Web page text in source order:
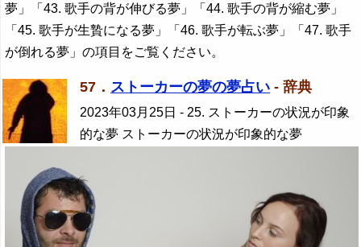
夢」「43. 歌手の背が伸びる夢」「44. 歌手の背が縮む夢」
「45. 歌手が生贄になる夢」「46. 歌手が転ぶ夢」「47. 歌手
が倒れる夢」の項目をご覧ください。
57． ストーカーの夢の夢占い - 辞典
2023年03月25日 - 25. ストーカーの状況が印象
的な夢 ストーカーの状況が印象的な夢